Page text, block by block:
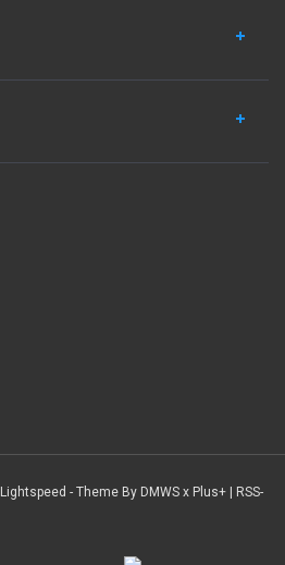
Lightspeed - Theme By DMWS x Plus+ | RSS-